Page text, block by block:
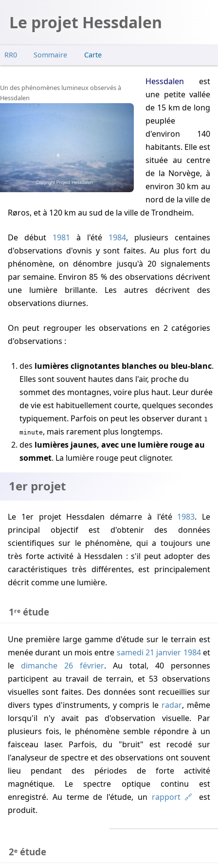
Le projet Hessdalen
RR0 Sommaire
1er projet
1ʳᵉ étude
Carte
Un des phénomènes lumineux observés à
Hessdalen
Hessdalen est
une petite vallée
de 15 km de long
peuplée
d'environ 140
habitants. Elle est
située au centre
de la Norvège, à
environ 30 km au
nord de la ville de
Røros, et à 120 km au sud de la ville de Trondheim.
De début 1981 à l'été 1984, plusieurs centaines
d'observations d'ovnis y sont faites. Au plus fort du
phénomène, on dénombre jusqu'à 20 signalements
par semaine. Environ 85 % des observations décrivent
une lumière brillante. Les autres décrivent des
observations diurnes.
On peut regrouper les observations en 2 catégories
d'observations :
des lumières clignotantes blanches ou bleu-blanc.
Elles sont souvent hautes dans l'air, proche du
sommet des montagnes, voire plus haut. Leur durée
de vie est habituellement courte, quelques secondes
typiquement. Parfois on peut les observer durant 1
minute, mais rarement plus longtemps.
des lumières jaunes, avec une lumière rouge au
sommet. La lumière rouge peut clignoter.
1er projet
Le 1er projet Hessdalen démarre à l'été 1983. Le
principal objectif est d'obtenir des données
scientifiques sur le phénomène, qui a toujours une
très forte activité à Hessdalen : s'il peut adopter des
caractéristiques très différentes, est principalement
décrit comme une lumière.
1ʳᵉ étude
Une première large gamme d'étude sur le terrain est
menée durant un mois entre samedi 21 janvier 1984et
le dimanche 26 février. Au total, 40 personnes
participent au travail de terrain, et 53 observations
visuelles sont faites. Des données sont recueillies sur
divers types d'instruments, y compris le radar, même
lorsqu'il n'y avait pas d'observation visuelle. Par
plusieurs fois, le phénomène semble répondre à un
faisceau laser. Parfois, du "bruit" est recodé sur
l'analyseur de spectre et des observations ont souvent
lieu pendant des périodes de forte activité
magnétique. Le spectre optique continu est
enregistré. Au terme de l'étude, un rapport
est
produit.
2ᵉ étude